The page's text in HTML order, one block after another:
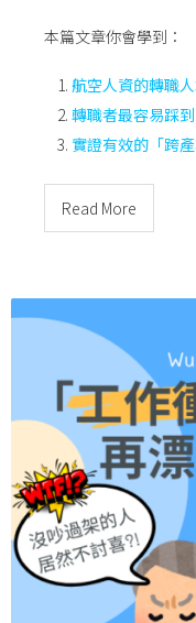
本篇文章你會學到：
航空人資的轉職
轉職者最容易踩
實證有效的「跨
Read More